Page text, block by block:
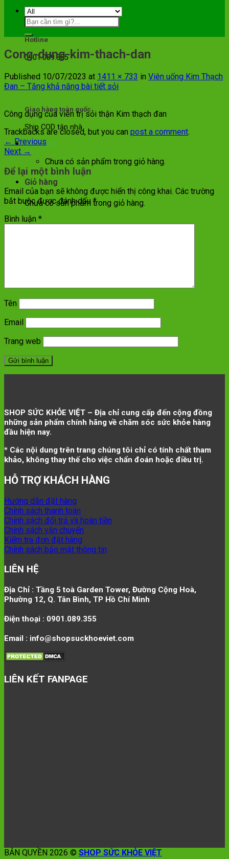
Hotline
0901.089.355
Giao hàng toàn quốc
Ship COD tận nhà
Giỏ hàng
Chưa có sản phẩm trong giỏ hàng.
Giỏ hàng
Chưa có sản phẩm trong giỏ hàng.
Cong-dung-kim-thach-dan
Published 10/07/2023 at 1411 × 733 in Viên uống Kim Thạch
Đan – Tăng khả năng bài tiết sỏi
Công dụng của viên trị sỏi thận Kim thạch đan
Trackbacks are closed, but you can post a comment.
← Previous
Next →
Để lại một bình luận
Email của bạn sẽ không được hiển thị công khai. Các trường
bắt buộc được đánh dấu *
Bình luận *
Tên
Email
Trang web
SHOP SỨC KHỎE VIỆT – Địa chỉ cung cấp đến cộng đồng
những sản phẩm chính hãng về chăm sóc sức khỏe hàng
đầu hiện nay.
* Các nội dung trên trang chúng tôi chỉ có tính chất tham
khảo, không thay thế cho việc chẩn đoán hoặc điều trị.
HỖ TRỢ KHÁCH HÀNG
Hướng dẫn đặt hàng
Chính sách thanh toán
Chính sách đổi trả và hoàn tiền
Chính sách vận chuyển
Kiểm tra đơn đặt hàng
Chính sách bảo mật thông tin
LIÊN HỆ
Địa Chỉ : Tầng 5 toà Garden Tower, Đường Cộng Hoà,
Phường 12, Q. Tân Bình, TP Hồ Chí Minh
Điện thoại : 0901.089.355
Email : info@shopsuckhoeviet.com
LIÊN KẾT FANPAGE
BẢN QUYỀN 2026 © SHOP SỨC KHỎE VIỆT